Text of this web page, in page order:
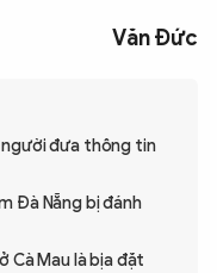
Văn Đức
người đưa thông tin
Đà Nẵng bị đánh
Cà Mau là bịa đặt